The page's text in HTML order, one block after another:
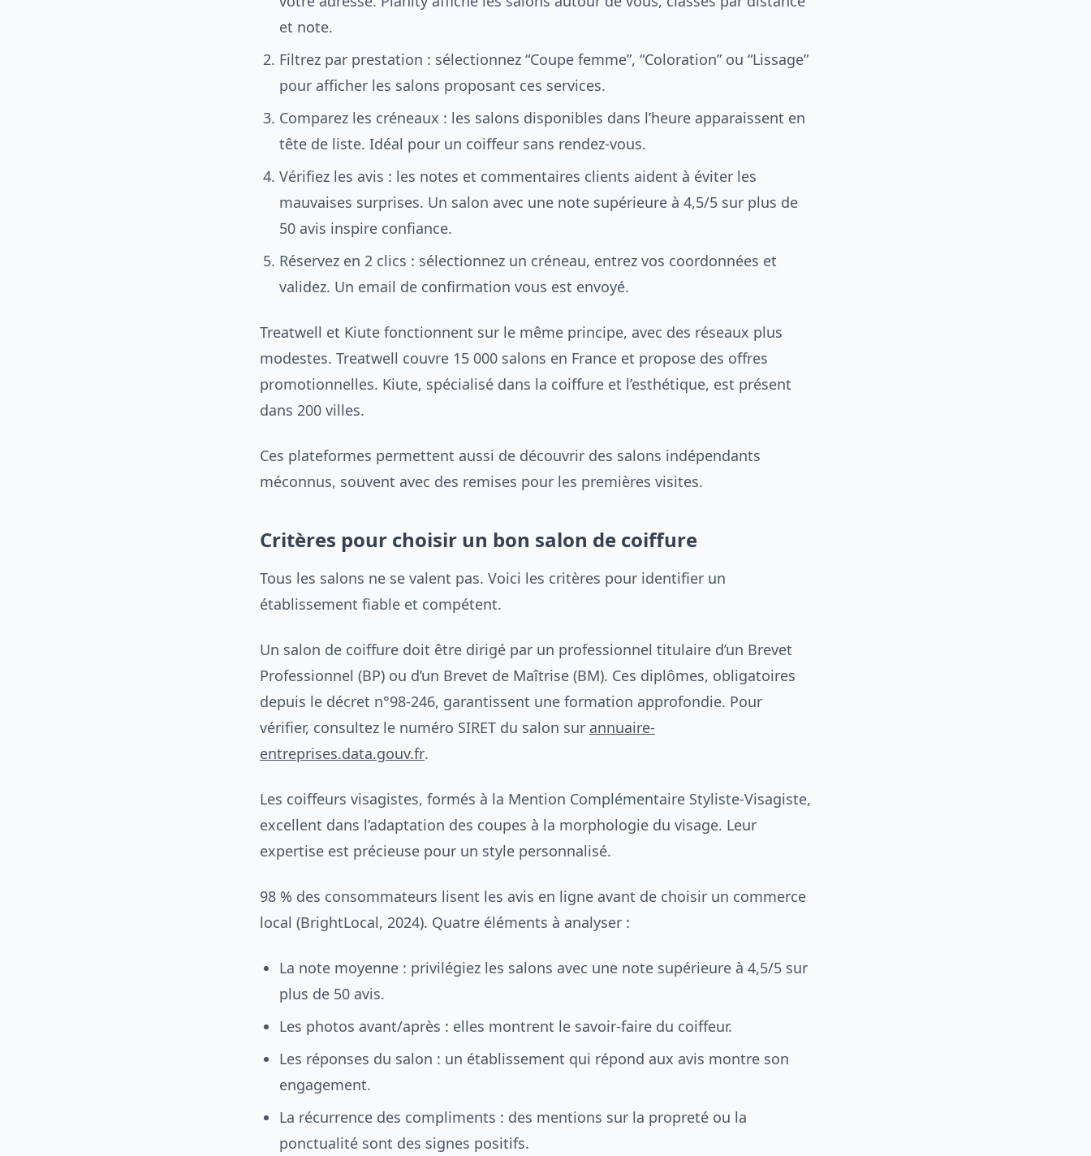
et note.
Filtrez par prestation : sélectionnez “Coupe femme”, “Coloration” ou “Lissage”
pour afficher les salons proposant ces services.
Comparez les créneaux : les salons disponibles dans l’heure apparaissent en
tête de liste. Idéal pour un coiffeur sans rendez-vous.
Vérifiez les avis : les notes et commentaires clients aident à éviter les
mauvaises surprises. Un salon avec une note supérieure à 4,5/5 sur plus de
50 avis inspire confiance.
Réservez en 2 clics : sélectionnez un créneau, entrez vos coordonnées et
validez. Un email de confirmation vous est envoyé.
Treatwell et Kiute fonctionnent sur le même principe, avec des réseaux plus
modestes. Treatwell couvre 15 000 salons en France et propose des offres
promotionnelles. Kiute, spécialisé dans la coiffure et l’esthétique, est présent
dans 200 villes.
Ces plateformes permettent aussi de découvrir des salons indépendants
méconnus, souvent avec des remises pour les premières visites.
Critères pour choisir un bon salon de coiffure
Tous les salons ne se valent pas. Voici les critères pour identifier un
établissement fiable et compétent.
Un salon de coiffure doit être dirigé par un professionnel titulaire d’un Brevet
Professionnel (BP) ou d’un Brevet de Maîtrise (BM). Ces diplômes, obligatoires
depuis le décret n°98-246, garantissent une formation approfondie. Pour
vérifier, consultez le numéro SIRET du salon sur annuaire-
entreprises.data.gouv.fr.
Les coiffeurs visagistes, formés à la Mention Complémentaire Styliste-Visagiste,
excellent dans l’adaptation des coupes à la morphologie du visage. Leur
expertise est précieuse pour un style personnalisé.
98 % des consommateurs lisent les avis en ligne avant de choisir un commerce
local (BrightLocal, 2024). Quatre éléments à analyser :
La note moyenne : privilégiez les salons avec une note supérieure à 4,5/5 sur
plus de 50 avis.
Les photos avant/après : elles montrent le savoir-faire du coiffeur.
Les réponses du salon : un établissement qui répond aux avis montre son
engagement.
La récurrence des compliments : des mentions sur la propreté ou la
ponctualité sont des signes positifs.